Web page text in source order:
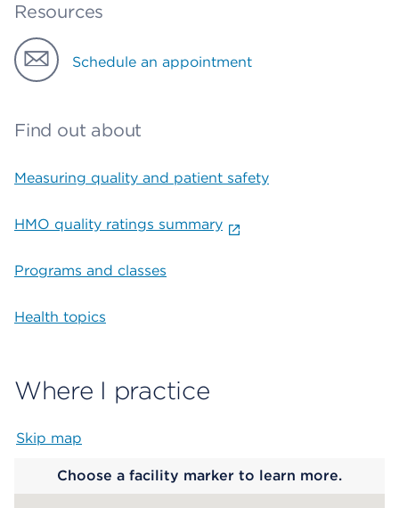
Resources
Schedule an appointment
Find out about
Measuring quality and patient safety
HMO quality ratings summary
Programs and classes
Health topics
Where I practice
Skip map
Choose a facility marker to learn more.